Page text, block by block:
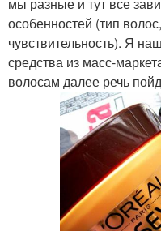
особенностей (тип
чувствительность). Я
средства из масс-
волосам далее речь